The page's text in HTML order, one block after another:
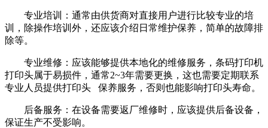
专业培训：通常由供货商对直接用户进行比较专业的培
训，除操作培训外，还应该介绍日常维护保养，简单的故障排
除等。
专业维修：应该能够提供本地化的维修服务，条码打印机
打印头属于易损件，通常2~3年需要更换，这也需要定期联系
专业人员提供打印头 保养服务，否则也能影响打印头寿命。
后备服务：在设备需要返厂维修时，应该提供后备设备，
保证生产不受影响。